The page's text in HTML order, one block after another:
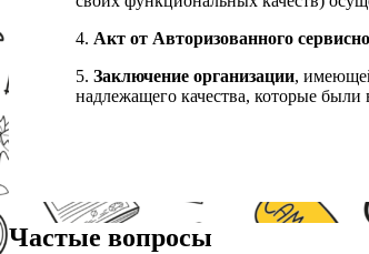
4. Акт от Авторизованного
5. Заключение организации,
надлежащего качества, которые были
Частые вопросы